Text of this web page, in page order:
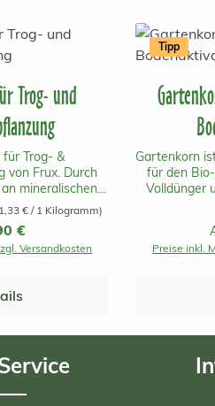
Trog- und
für Trog- &
von Frux. Durch
mineralischen
Erde ideal für
und die
mit
dass sie
salzempfindliche
ebenso als
Unterbau in
verwenden.
€ / 1 Kilogramm)
Preis:
€
Versandkosten
Tipp
Gartenkorn
für den
Volldünger
Weinbau
Preise inkl.